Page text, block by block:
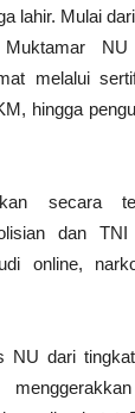
lahir. Mulai
Muktamar
melalui
hingga
secara
dan
online,
NU dari